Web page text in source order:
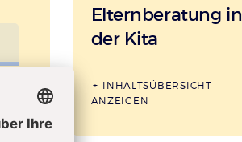
:Elternberatung in
der Kita
INHALTSÜBERSICHT
ANZEIGEN